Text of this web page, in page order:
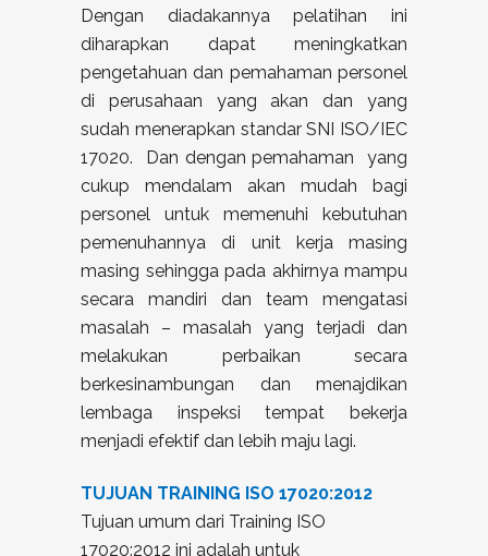
Dengan diadakannya pelatihan ini
diharapkan dapat meningkatkan
pengetahuan dan pemahaman personel
di perusahaan yang akan dan yang
sudah menerapkan standar SNI ISO/IEC
17020. Dan dengan pemahaman yang
cukup mendalam akan mudah bagi
personel untuk memenuhi kebutuhan
pemenuhannya di unit kerja masing
masing sehingga pada akhirnya mampu
secara mandiri dan team mengatasi
masalah – masalah yang terjadi dan
melakukan perbaikan secara
berkesinambungan dan menajdikan
lembaga inspeksi tempat bekerja
menjadi efektif dan lebih maju lagi.
TUJUAN TRAINING ISO 17020:2012
Tujuan umum dari Training ISO
17020:2012 ini adalah untuk